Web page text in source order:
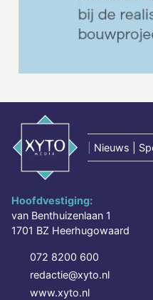
Nieuws |
Hoofdvestiging:
van Benthuizenlaan 1
1701 BZ Heerhugowaard
072 8200 600
redactie@xyto.nl
www.xyto.nl